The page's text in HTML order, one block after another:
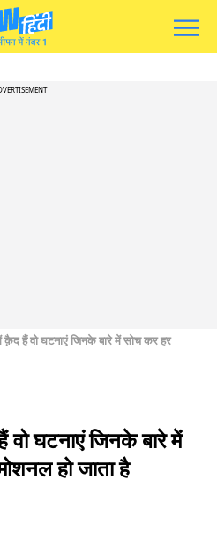
क़ैद हैं वो घटनाएं जिनके बारे में सोच कर हर
घटनाएं जिनके बारे में
हो जाता है